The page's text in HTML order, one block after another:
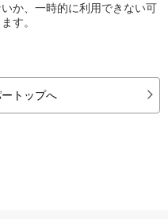
か、一時的に利用できない可
す。
トップへ